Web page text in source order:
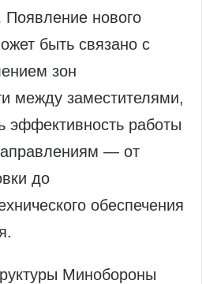
Появление нового
быть связано с
зон
между заместителями,
эффективность работы
— от
до
обеспечения
Минобороны